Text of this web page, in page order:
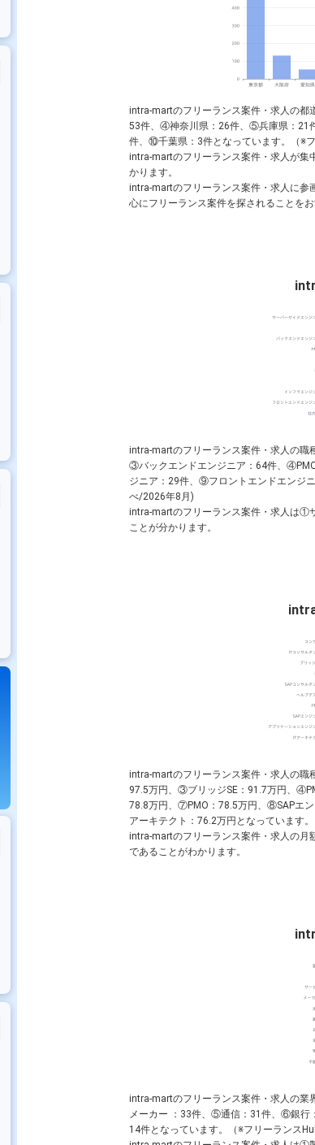
HTML Spring CSS Linux
フロントエンドエンジニア
intra-martのフリーランス案件・求人の
53件、④神奈川県：26件、⑤兵庫県：
件、⑩千葉県：3件となっています。（※
intra-martのフリーランス案件・求人が
かります。
intra-martのフリーランス案件・求人に
心にフリーランス案件を探されることをお
intra-martのフリーランス案件・求人の職
③バックエンドエンジニア ：64件、④
ジニア ：29件、⑨フロントエンドエンジ
べ/2026年8月)
intra-martのフリーランス案件・求人は①
ことが分かります。
intra-martのフリーランス案件・求人の
97.5万円、③ブリッジSE：91.7万円、④
78.8万円、⑦PMO ：78.5万円、⑧SAPエ
アーキテクト ：76.2万円となっています
intra-martのフリーランス案件・求人の
であることがわかります。
intra-martのフリーランス案件・求人の
メーカー ：33件、⑤通信：31件、⑥銀
14件となっています。（※フリーランス